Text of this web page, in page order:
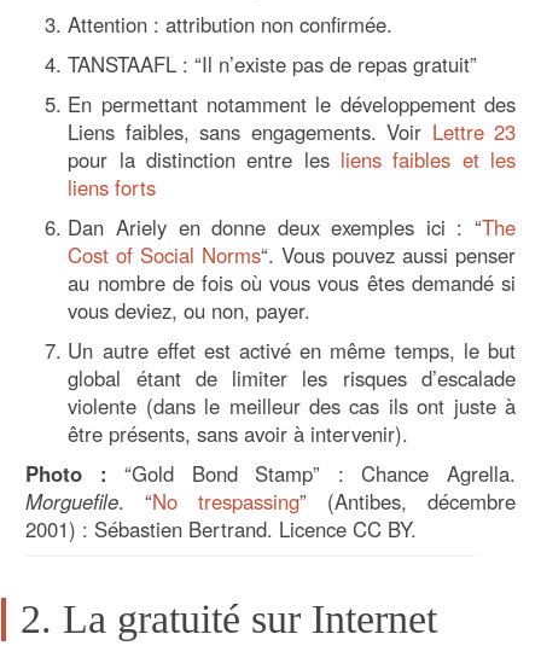
Attention : attribution non confirmée.
TANSTAAFL : “Il n’existe pas de repas gratuit”
En permettant notamment le développement des
Liens faibles, sans engagements. Voir Lettre 23
pour la distinction entre les liens faibles et les
liens forts
Dan Ariely en donne deux exemples ici : “The
Cost of Social Norms“. Vous pouvez aussi penser
au nombre de fois où vous vous êtes demandé si
vous deviez, ou non, payer.
Un autre effet est activé en même temps, le but
global étant de limiter les risques d’escalade
violente (dans le meilleur des cas ils ont juste à
être présents, sans avoir à intervenir).
Photo : “Gold Bond Stamp” : Chance Agrella.
Morguefile. “No trespassing” (Antibes, décembre
2001) : Sébastien Bertrand. Licence CC BY.
2. La gratuité sur Internet